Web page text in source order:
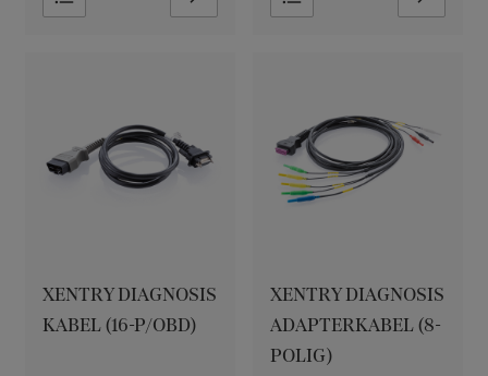
XENTRY DIAGNOSIS
KABEL (16-P/OBD)
XENTRY DIAGNOSIS
ADAPTERKABEL (8-
POLIG)